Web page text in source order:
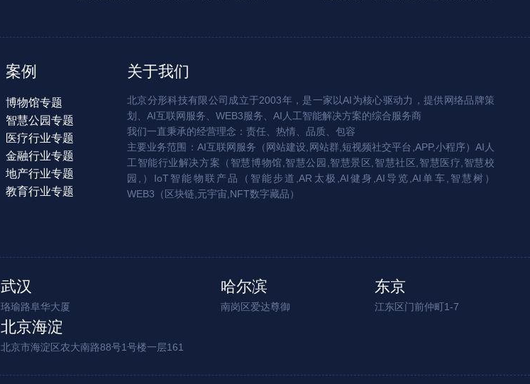
案例
博物馆专题
智慧公园专题
医疗行业专题
金融行业专题
地产行业专题
教育行业专题
关于我们
北京分形科技有限公司成立于2003年，是一家以AI为核心驱动力，提供网络品牌策
划、AI互联网服务、WEB3服务、AI人工智能解决方案的综合服务商
我们一直秉承的经营理念：责任、热情、品质、包容
主要业务范围：AI互联网服务（网站建设,网站群,短视频社交平台,APP,小程序）AI人
工智能行业解决方案（智慧博物馆,智慧公园,智慧景区,智慧社区,智慧医疗,智慧校
园,）IoT智能物联产品（智能步道,AR太极,AI健身,AI导览,AI单车,智慧树）
WEB3（区块链,元宇宙,NFT数字藏品）
武汉
珞瑜路阜华大厦
哈尔滨
南岗区爱达尊御
东京
江东区门前仲町1-7
北京海淀
北京市海淀区农大南路88号1号楼一层161